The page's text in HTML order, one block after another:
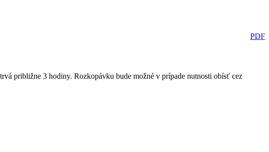
PDF
približne 3 hodiny. Rozkopávku bude možné v prípade nutnosti obísť cez